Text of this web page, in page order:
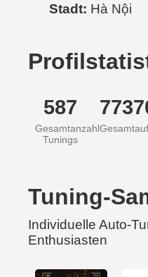
Stadt: Hà Nội
587
Gesamtanzahl
Tunings
Tuning-
Individuelle Auto-
Enthusiasten